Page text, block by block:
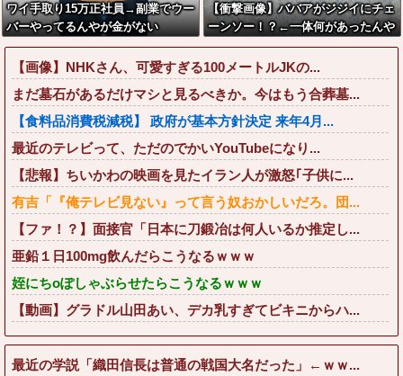
ワイ手取り15万正社員→副業でウー
バーやってるんやが金がない
【衝撃画像】ババアがジジイにチェ
ーンソー！？←一体何があったんや
コレw w w w w w w w w
【画像】NHKさん、可愛すぎる100メートルJKの...
まだ墓石があるだけマシと見るべきか。今はもう合葬墓...
【食料品消費税減税】 政府が基本方針決定 来年4月...
最近のテレビって、ただのでかいYouTubeになり...
【悲報】ちいかわの映画を見たイラン人が激怒｢子供に...
有吉「『俺テレビ見ない』って言う奴おかしいだろ。団...
【ファ！？】面接官「日本に刀鍛冶は何人いるか推定し...
亜鉛１日100mg飲んだらこうなるｗｗｗ
姪にちoぽしゃぶらせたらこうなるｗｗｗ
【動画】グラドル山田あい、デカ乳すぎてビキニからハ...
最近の学説「織田信長は普通の戦国大名だった」←ｗｗ...